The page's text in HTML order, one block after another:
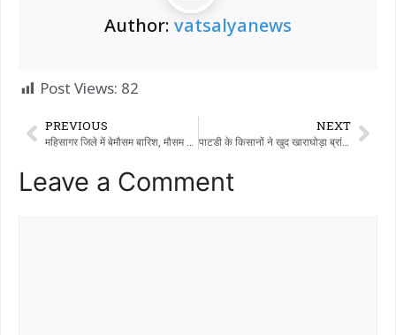
Author: vatsalyanews
Post Views: 82
PREVIOUS
महिसागर जिले में बेमौसम बारिश, मौसम बदला
NEXT
पाटडी के किसानों ने खुद खाराघोड़ा ब्रांच नहर की सफाई की, लगभग तीन ट्रैक्टर जितना कचरा हटाया
Leave a Comment